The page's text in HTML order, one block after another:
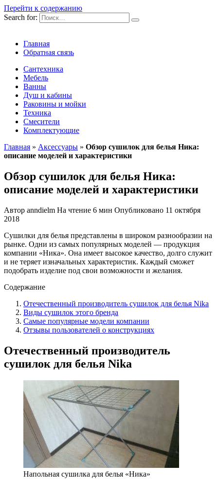
Перейти к содержанию
Search for:
Главная
Обратная связь
Сантехника
Мебель
Ванны
Душ и кабины
Раковины и мойки
Техника
Смесители
Комплектующие
Главная » Аксессуары » Обзор сушилок для белья Ника:
описание моделей и характеристики
Обзор сушилок для белья Ника:
описание моделей и характеристики
Автор anndielm На чтение 6 мин Опубликовано 11 октября
2018
Сушилки для белья представлены в широком разнообразии на
рынке. Одни из самых популярных моделей — продукция
компании «Ника». Она имеет высокое качество, долго служит
и не теряет изначальных характеристик. Каждый сможет
подобрать изделие под свои возможности и желания.
Содержание
Отечественный производитель сушилок для белья Nika
Виды сушилок этого бренда
Самые популярные модели компании
Отзывы пользователей о конструкциях
Отечественный производитель
сушилок для белья Nika
Напольная сушилка для белья «Ника»